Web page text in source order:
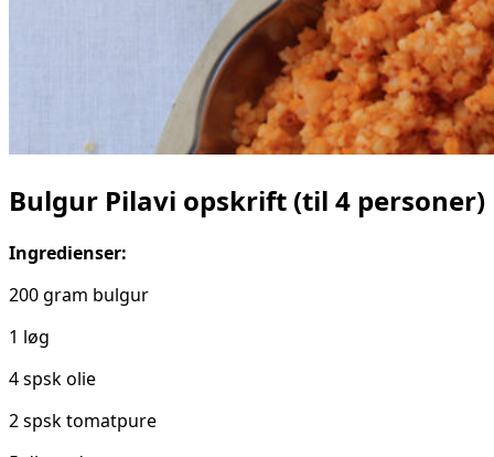
Bulgur Pilavi opskrift (til 4 personer)
Ingredienser:
200 gram bulgur
1 løg
4 spsk olie
2 spsk tomatpure